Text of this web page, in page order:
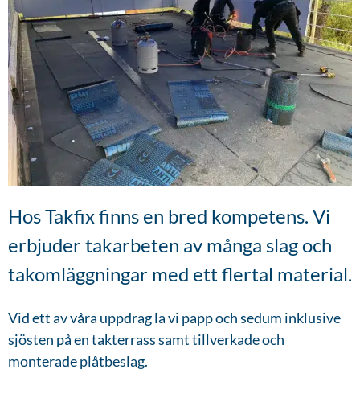
Hos Takfix finns en bred kompetens. Vi
erbjuder takarbeten av många slag och
takomläggningar med ett flertal material.
Vid ett av våra uppdrag la vi papp och sedum inklusive
sjösten på en takterrass samt tillverkade och
monterade plåtbeslag.